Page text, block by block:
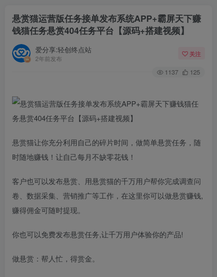
悬赏猫运营版任务接单发布系统APP+霸屏天下赚
钱猫任务悬赏404任务平台【源码+搭建视频】
爱分享:轻创终点站
2年前发布
关注
1137 125
悬赏猫让你充分利用自己的碎片时间，做简单悬赏任务，随
时随地赚钱！让自己每月不缺零花钱！
客户也可以发布悬赏、用悬赏猫的千万用户帮你完成调查问
卷、数据采集、营销推广等工作，在这里你可以做悬赏赚钱,
赚得佣金可随时提现。
你也可以免费发布悬赏任务,让千万用户体验你的产品!
做悬赏：帮人忙，得赏金。